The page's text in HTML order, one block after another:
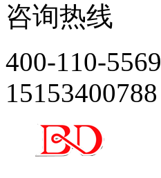
咨询热线
400-110-5569
15153400788